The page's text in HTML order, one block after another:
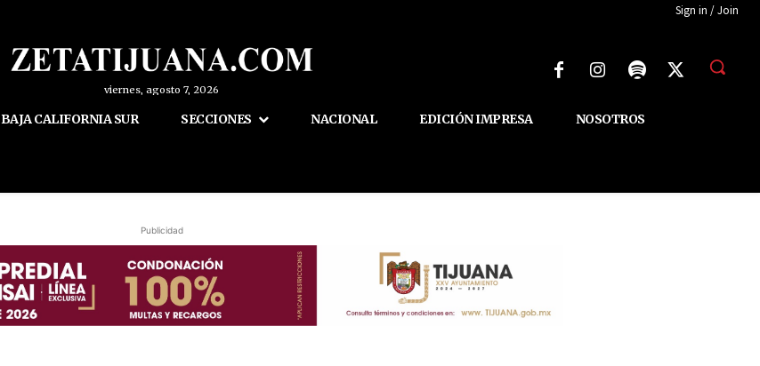
Sign in / Join
viernes, agosto 7, 2026
BAJA CALIFORNIA SUR SECCIONES NACIONAL EDICIÓN IMPRESA NOSOTROS
Publicidad